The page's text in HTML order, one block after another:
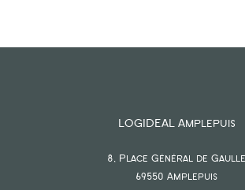
LOGIDEAL Amplepuis
8, Place Général de Gaulle
69550 amplepuis